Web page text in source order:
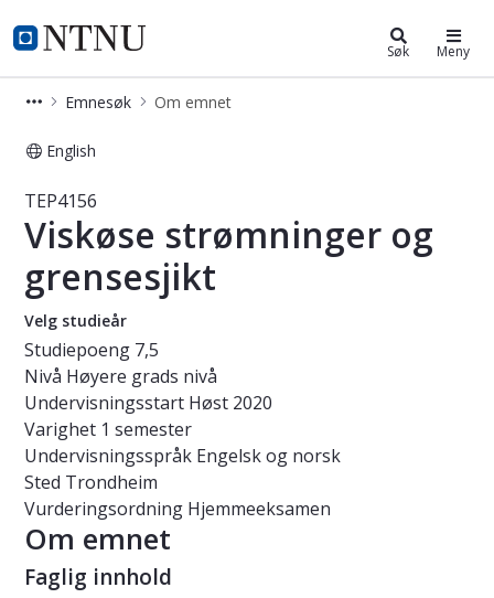
NTNU Hjemmeside
Studier Søk Meny
Emnesøk Om emnet
English
Emne - Viskøse strømninger og
TEP4156
Viskøse strømninger og
grensesjikt
Velg studieår
Studiepoeng 7,5
Nivå Høyere grads nivå
Undervisningsstart Høst 2020
Varighet 1 semester
Undervisningsspråk Engelsk og norsk
Sted Trondheim
Vurderingsordning Hjemmeeksamen
Om emnet
Faglig innhold